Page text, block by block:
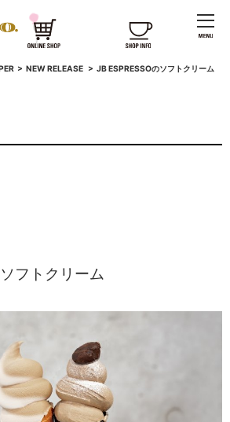
> NEW RELEASE > JB ESPRESSOのソフトクリーム
フトクリーム